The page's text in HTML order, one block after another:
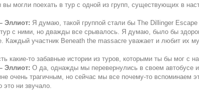
вы могли поехать в тур с одной из групп, существующих в
Эллиот: Я думаю, такой группой стали бы The Dillinger
с ними, но дважды все срывалось. Я думаю, было бы
Каждый участник Beneath the massacre уважает и любит их
какие-то забавные истории из туров, которыми ты бы мог с
Эллиот: О да, однажды мы перевернулись в своем автобусе и
очень трагичным, но сейчас мы все почему-то вспоминаем
это ни звучало.